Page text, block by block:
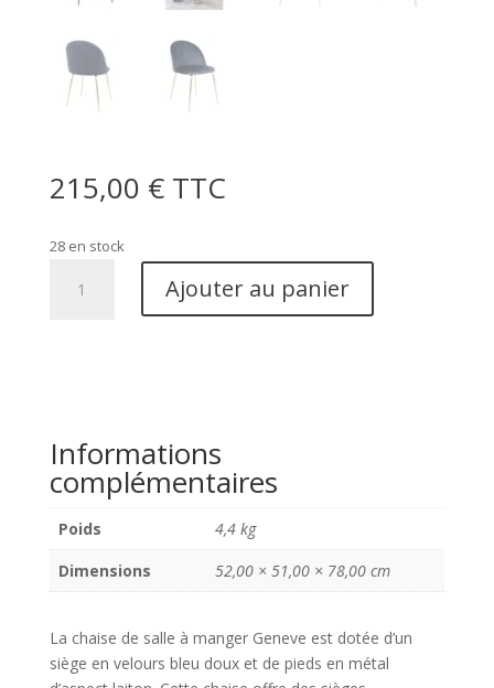
215,00 € TTC
28 en stock
Geneve
Velours,
Acier,
Bleu
2
Ajouter au panier
Informations
complémentaires
Poids
4,4 kg
Dimensions
52,00 × 51,00 × 78,00 cm
La chaise de salle à manger Geneve est dotée d’un
siège en velours bleu doux et de pieds en métal